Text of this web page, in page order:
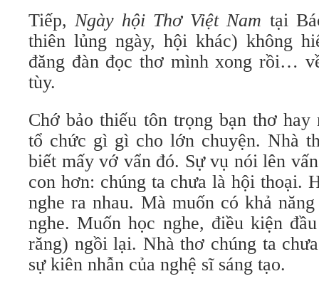
Tiếp,Ngày hội Thơ Việt Nam tại
thiên lủng ngày, hội khác) không
đăng đàn đọc thơ mình xong rồi…
tùy.
Chớ bảo thiếu tôn trọng bạn thơ hay
tổ chức gì gì cho lớn chuyện. Nhà
biết mấy vớ vẩn đó. Sự vụ nói lên
con hơn: chúng ta chưa là hội thoại.
nghe ra nhau. Mà muốn có khả
nghe. Muốn học nghe, điều kiện
răng) ngồi lại. Nhà thơ chúng ta
sự kiên nhẫn của nghệ sĩ sáng tạo.